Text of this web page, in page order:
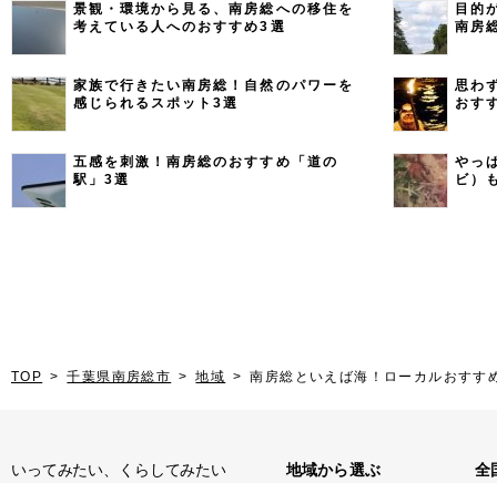
景観・環境から見る、南房総への移住を
考えている人へのおすすめ3選
目的
南房
家族で行きたい南房総！自然のパワーを
感じられるスポット3選
思わ
おす
五感を刺激！南房総のおすすめ「道の
駅」3選
やっ
ビ）
TOP 千葉県南房総市 地域 南房総といえば海！ローカルおすす
いってみたい、くらしてみたい 地域から選ぶ 全